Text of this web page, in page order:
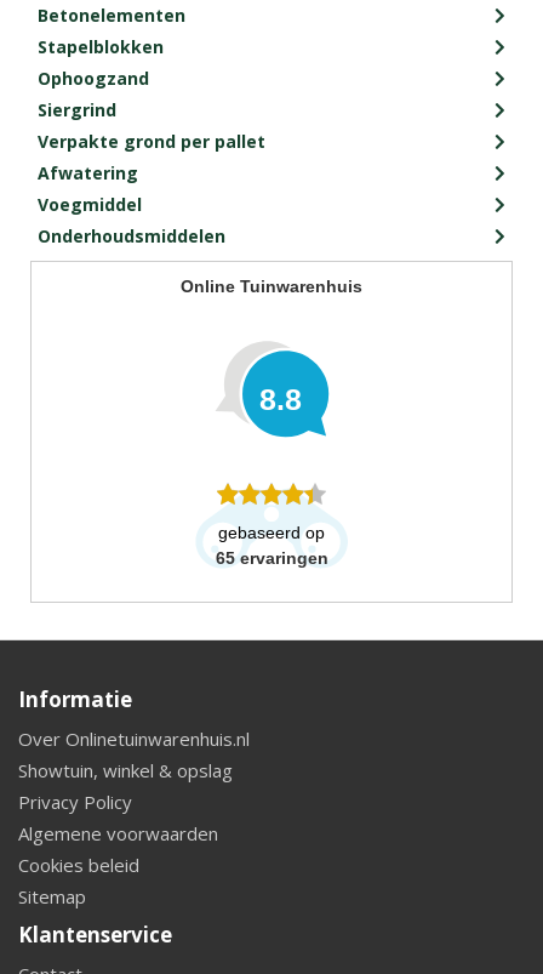
Betonelementen
Stapelblokken
Ophoogzand
Siergrind
Verpakte grond per pallet
Afwatering
Voegmiddel
Onderhoudsmiddelen
Online Tuinwarenhuis
8.8
gebaseerd op
65 ervaringen
Informatie
Over Onlinetuinwarenhuis.nl
Showtuin, winkel & opslag
Privacy Policy
Algemene voorwaarden
Cookies beleid
Sitemap
Klantenservice